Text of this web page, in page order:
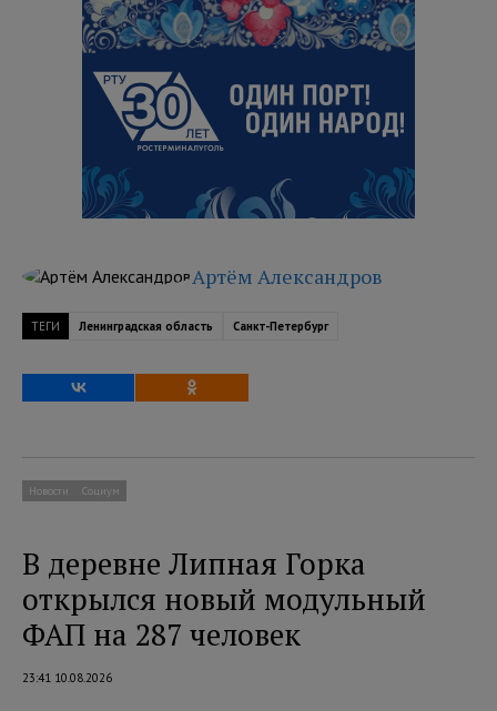
Артём Александров
ТЕГИ Ленинградская область Санкт-Петербург
Новости Социум
В деревне Липная Горка
открылся новый модульный
ФАП на 287 человек
23:41 10.08.2026